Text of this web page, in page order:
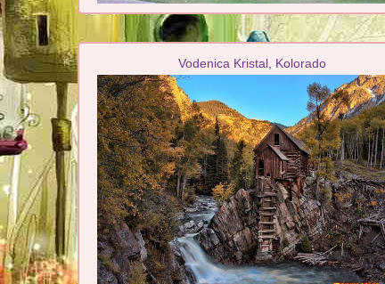
Vodenica Kristal, Kolorado